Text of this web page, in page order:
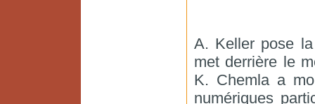
A. Keller pose
met derrière le
K. Chemla a
numériques